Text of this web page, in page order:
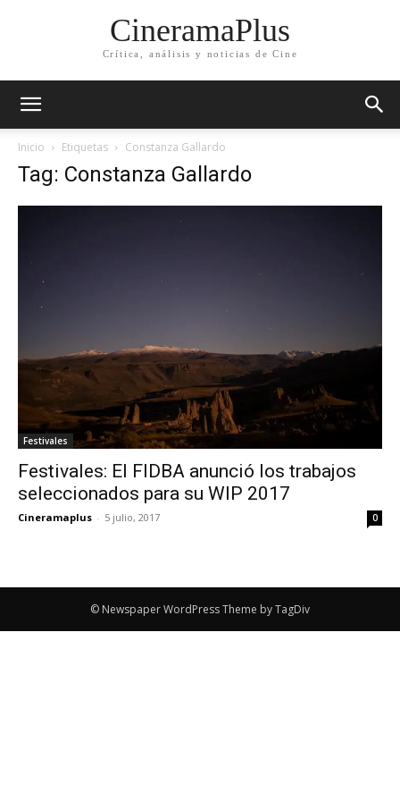
CineramaPlus
Crítica, análisis y noticias de Cine
Inicio Etiquetas Constanza Gallardo
Tag: Constanza Gallardo
Festivales
Festivales: El FIDBA anunció los trabajos
seleccionados para su WIP 2017
Cineramaplus - 5 julio, 2017 0
© Newspaper WordPress Theme by TagDiv